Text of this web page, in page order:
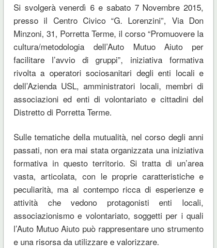
Si svolgerà venerdì 6 e sabato 7 Novembre 2015,
presso il Centro Civico “G. Lorenzini”, Via Don
Minzoni, 31, Porretta Terme, il corso “Promuovere la
cultura/metodologia dell’Auto Mutuo Aiuto per
facilitare l’avvio di gruppi”, iniziativa formativa
rivolta a operatori sociosanitari degli enti locali e
dell’Azienda USL, amministratori locali, membri di
associazioni ed enti di volontariato e cittadini del
Distretto di Porretta Terme.
Sulle tematiche della mutualità, nel corso degli anni
passati, non era mai stata organizzata una iniziativa
formativa in questo territorio. Si tratta di un’area
vasta, articolata, con le proprie caratteristiche e
peculiarità, ma al contempo ricca di esperienze e
attività che vedono protagonisti enti locali,
associazionismo e volontariato, soggetti per i quali
l’Auto Mutuo Aiuto può rappresentare uno strumento
e una risorsa da utilizzare e valorizzare.